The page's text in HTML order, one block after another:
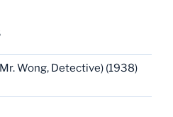
Wong, Detective) (1938)